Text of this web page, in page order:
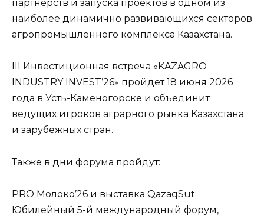
партнерств и запуска проектов в одном из
наиболее динамично развивающихся секторов
агропромышленного комплекса Казахстана.
III Инвестиционная встреча «KAZAGRO
INDUSTRY INVEST’26» пройдет 18 июня 2026
года в Усть-Каменогорске и объединит
ведущих игроков аграрного рынка Казахстана
и зарубежных стран.
Также в дни форума пройдут:
PRO Молоко’26 и выставка QazaqSut:
Юбилейный 5-й международный форум,